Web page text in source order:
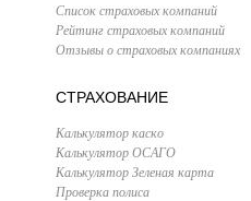
Список страховых компаний
Рейтинг страховых компаний
Отзывы о страховых компаниях
СТРАХОВАНИЕ
Калькулятор каско
Калькулятор ОСАГО
Калькулятор Зеленая карта
Проверка полиса